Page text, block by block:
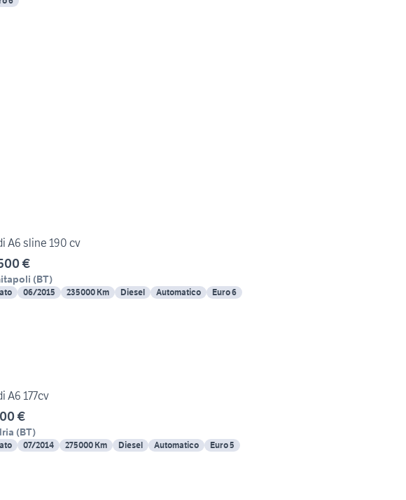
A6 sline 190 cv
€
(BT)
06/2015 235000 Km Diesel Automatico Euro 6
A6 177cv
€
(BT)
07/2014 275000 Km Diesel Automatico Euro 5